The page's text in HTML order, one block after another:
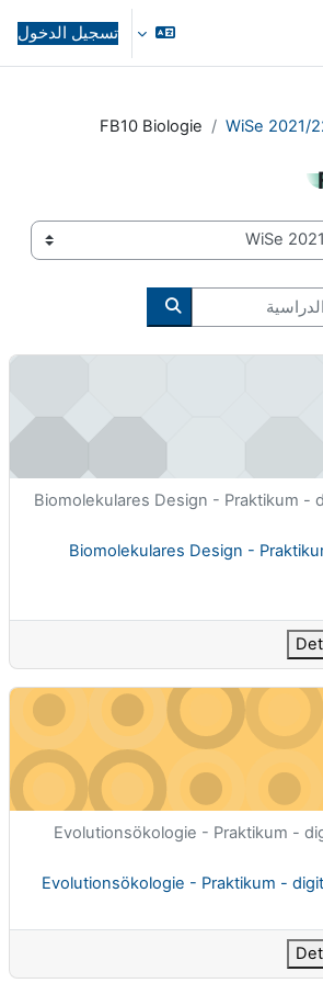
تسجيل الدخول
WiSe 2021/
FB10 Biologie
البحث في المقررات
Biomolekulares Design - Praktikum -
الدراسي
Biomolekulares Design - Praktikum -
Biomolekulares Design -
Evolutionsökologie - Praktikum -
الدراسي
Evolutionsökologie - Praktikum -
Evolutionsökologie - Praktikum -